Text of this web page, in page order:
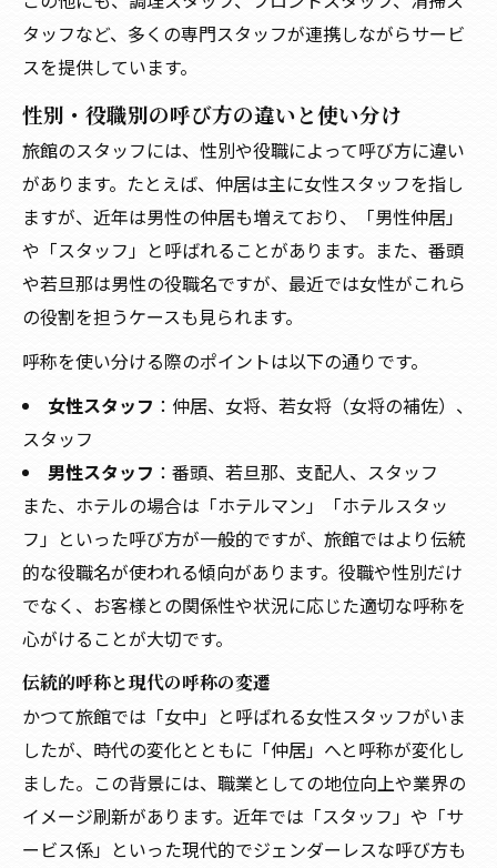
タッフなど、多くの専門スタッフが連携しながらサービ
スを提供しています。
性別・役職別の呼び方の違いと使い分け
旅館のスタッフには、性別や役職によって呼び方に違い
があります。たとえば、仲居は主に女性スタッフを指し
ますが、近年は男性の仲居も増えており、「男性仲居」
や「スタッフ」と呼ばれることがあります。また、番頭
や若旦那は男性の役職名ですが、最近では女性がこれら
の役割を担うケースも見られます。
呼称を使い分ける際のポイントは以下の通りです。
女性スタッフ ：仲居、女将、若女将（女将の補佐）、
スタッフ
男性スタッフ ：番頭、若旦那、支配人、スタッフ
また、ホテルの場合は「ホテルマン」「ホテルスタッ
フ」といった呼び方が一般的ですが、旅館ではより伝統
的な役職名が使われる傾向があります。役職や性別だけ
でなく、お客様との関係性や状況に応じた適切な呼称を
心がけることが大切です。
伝統的呼称と現代の呼称の変遷
かつて旅館では「女中」と呼ばれる女性スタッフがいま
したが、時代の変化とともに「仲居」へと呼称が変化し
ました。この背景には、職業としての地位向上や業界の
イメージ刷新があります。近年では「スタッフ」や「サ
ービス係」といった現代的でジェンダーレスな呼び方も